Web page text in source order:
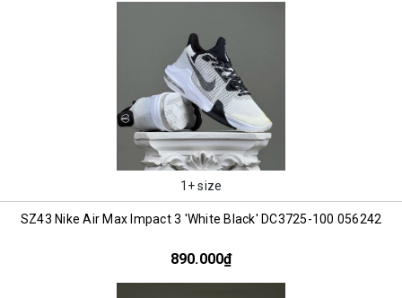
1+ size
SZ43 Nike Air Max Impact 3 'White Black' DC3725-100 056242
890.000₫